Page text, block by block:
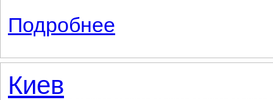
Подробнее
Киев